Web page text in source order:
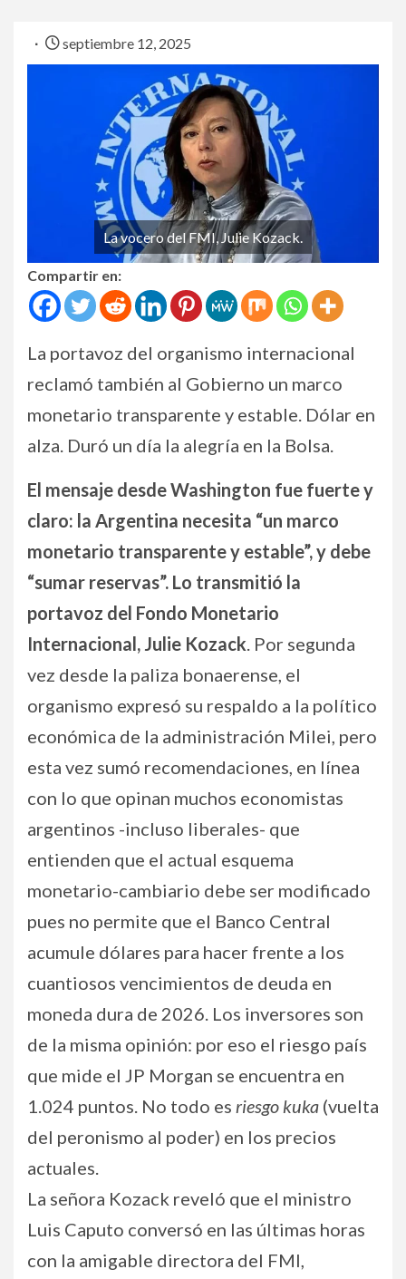
septiembre 12, 2025
La vocero del FMI, Julie Kozack.
Compartir en:
La portavoz del organismo internacional
reclamó también al Gobierno un marco
monetario transparente y estable. Dólar en
alza. Duró un día la alegría en la Bolsa.
El mensaje desde Washington fue fuerte y
claro: la Argentina necesita “un marco
monetario transparente y estable”, y debe
“sumar reservas”. Lo transmitió la
portavoz del Fondo Monetario
Internacional, Julie Kozack. Por segunda
vez desde la paliza bonaerense, el
organismo expresó su respaldo a la político
económica de la administración Milei, pero
esta vez sumó recomendaciones, en línea
con lo que opinan muchos economistas
argentinos -incluso liberales- que
entienden que el actual esquema
monetario-cambiario debe ser modificado
pues no permite que el Banco Central
acumule dólares para hacer frente a los
cuantiosos vencimientos de deuda en
moneda dura de 2026. Los inversores son
de la misma opinión: por eso el riesgo país
que mide el JP Morgan se encuentra en
1.024 puntos. No todo es riesgo kuka (vuelta
del peronismo al poder) en los precios
actuales.
La señora Kozack reveló que el ministro
Luis Caputo conversó en las últimas horas
con la amigable directora del FMI,